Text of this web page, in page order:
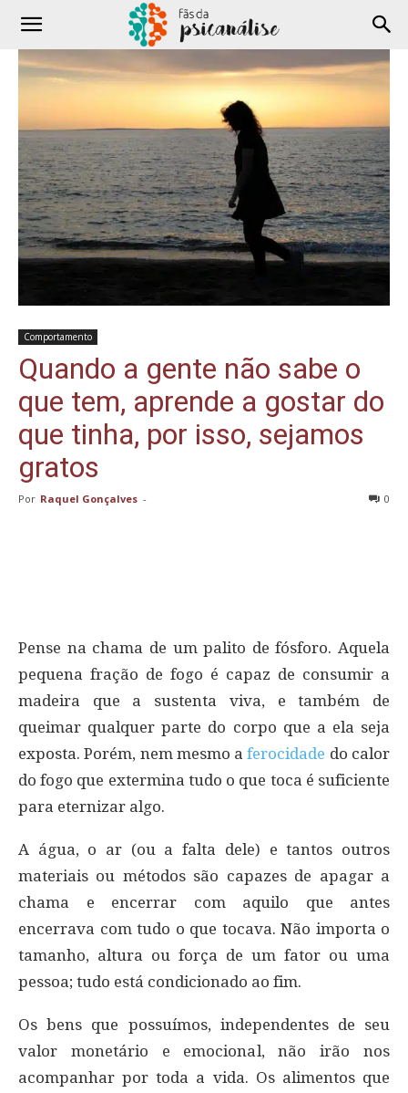
Comportamento
Quando a gente não sabe o
que tem, aprende a gostar do
que tinha, por isso, sejamos
gratos
Por Raquel Gonçalves - 0
Pense na chama de um palito de fósforo. Aquela
pequena fração de fogo é capaz de consumir a
madeira que a sustenta viva, e também de
queimar qualquer parte do corpo que a ela seja
exposta. Porém, nem mesmo aferocidade do calor
do fogo que extermina tudo o que toca é suficiente
para eternizar algo.
A água, o ar (ou a falta dele) e tantos outros
materiais ou métodos são capazes de apagar a
chama e encerrar com aquilo que antes
encerrava com tudo o que tocava. Não importa o
tamanho, altura ou força de um fator ou uma
pessoa; tudo está condicionado ao fim.
Os bens que possuímos, independentes de seu
valor monetário e emocional, não irão nos
acompanhar por toda a vida. Os alimentos que